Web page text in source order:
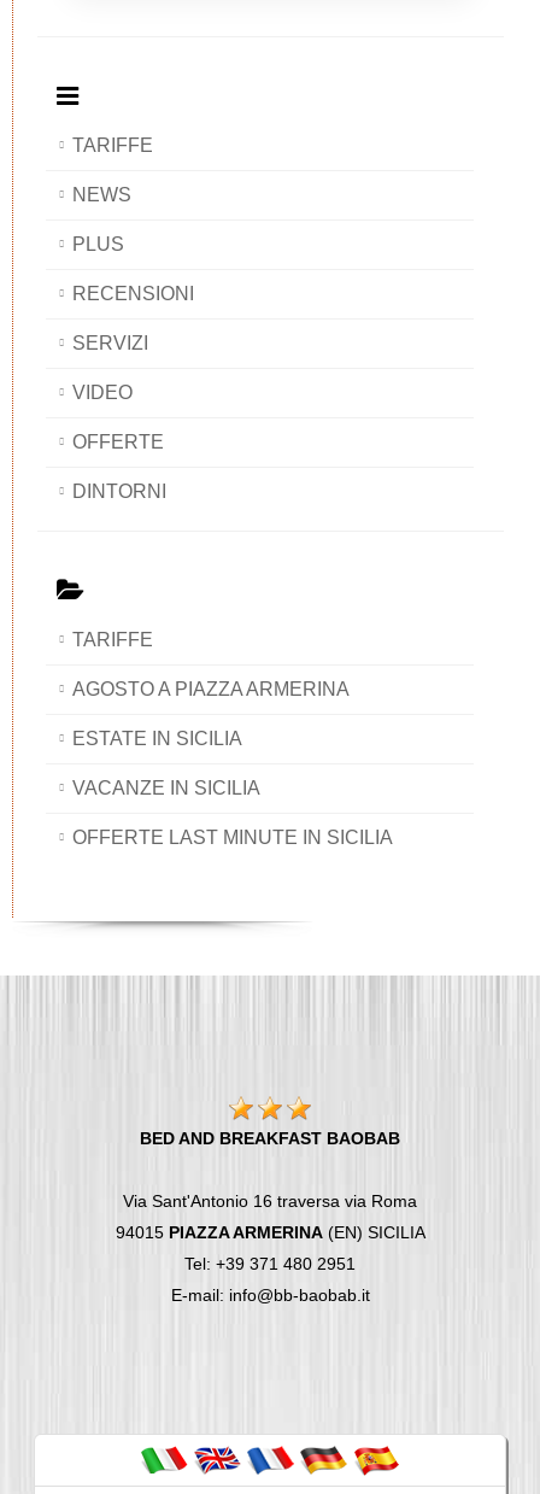
TARIFFE
NEWS
PLUS
RECENSIONI
SERVIZI
VIDEO
OFFERTE
DINTORNI
TARIFFE
AGOSTO A PIAZZA ARMERINA
ESTATE IN SICILIA
VACANZE IN SICILIA
OFFERTE LAST MINUTE IN SICILIA
BED AND BREAKFAST BAOBAB
Via Sant'Antonio 16 traversa via Roma
94015 PIAZZA ARMERINA(EN) SICILIA
Tel: +39 371 480 2951
E-mail: info@bb-baobab.it